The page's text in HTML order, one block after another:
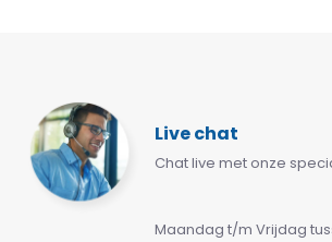
Live chat
Chat live met onze
Maandag t/m Vrijdag